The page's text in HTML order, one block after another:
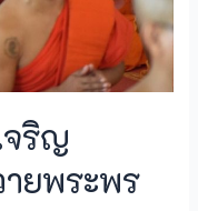
จริญ
ยพระพร